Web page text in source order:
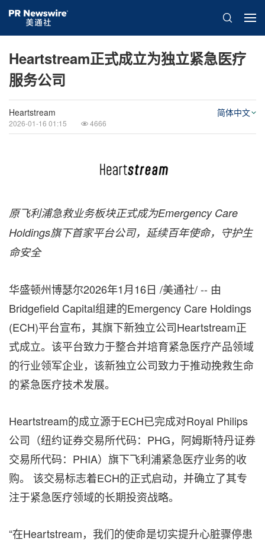
Heartstream正式成立为独立紧急医疗
服务公司
Heartstream
2026-01-16 01:15 4666
简体中文
原飞利浦急救业务板块正式成为Emergency Care
Holdings旗下首家平台公司，延续百年使命，守护生
命安全
华盛顿州博瑟尔2026年1月16日 /美通社/ -- 由
Bridgefield Capital组建的Emergency Care Holdings
(ECH)平台宣布，其旗下新独立公司Heartstream正
式成立。该平台致力于整合并培育紧急医疗产品领域
的行业领军企业，该新独立公司致力于推动挽救生命
的紧急医疗技术发展。
Heartstream的成立源于ECH已完成对Royal Philips
公司（纽约证券交易所代码：PHG，阿姆斯特丹证券
交易所代码：PHIA）旗下飞利浦紧急医疗业务的收
购。 该交易标志着ECH的正式启动，并确立了其专
注于紧急医疗领域的长期投资战略。
“在Heartstream，我们的使命是切实提升心脏骤停患